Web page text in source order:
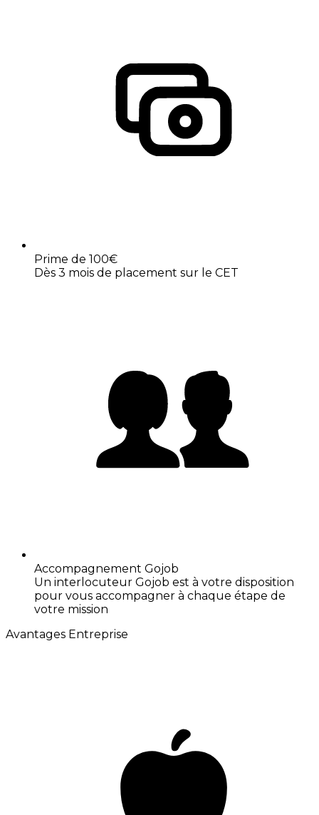
Prime de 100€
Dès 3 mois de placement sur le CET
Accompagnement Gojob
Un interlocuteur Gojob est à votre disposition
pour vous accompagner à chaque étape de
votre mission
Avantages Entreprise